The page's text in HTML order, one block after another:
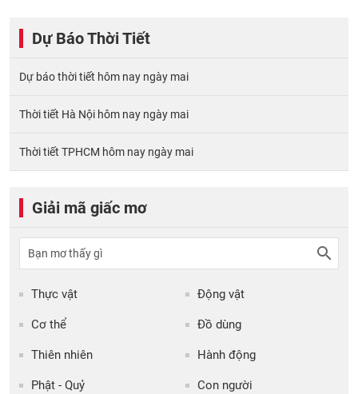
Dự Báo Thời Tiết
Dự báo thời tiết hôm nay ngày mai
Thời tiết Hà Nội hôm nay ngày mai
Thời tiết TPHCM hôm nay ngày mai
Giải mã giấc mơ
Thực vật Động vật
Cơ thể Đồ dùng
Thiên nhiên Hành động
Phật - Quỷ Con người